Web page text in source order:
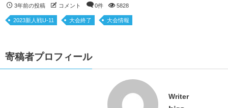
3年前の投稿 コメント 0件 5828
2023新人戦U-11 大会終了 大会情報
寄稿者プロフィール
Writer